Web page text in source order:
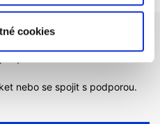
cookies
co hledáte?
nebo se spojit s podporou.